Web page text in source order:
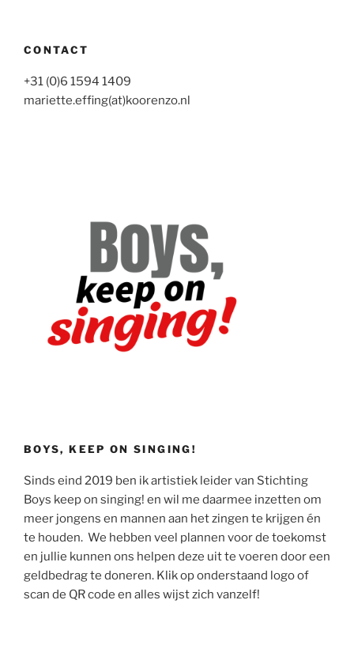
CONTACT
+31 (0)6 1594 1409
mariette.effing(at)koorenzo.nl
BOYS, KEEP ON SINGING!
Sinds eind 2019 ben ik artistiek leider van Stichting
Boys keep on singing! en wil me daarmee inzetten om
meer jongens en mannen aan het zingen te krijgen én
te houden. We hebben veel plannen voor de toekomst
en jullie kunnen ons helpen deze uit te voeren door een
geldbedrag te doneren. Klik op onderstaand logo of
scan de QR code en alles wijst zich vanzelf!